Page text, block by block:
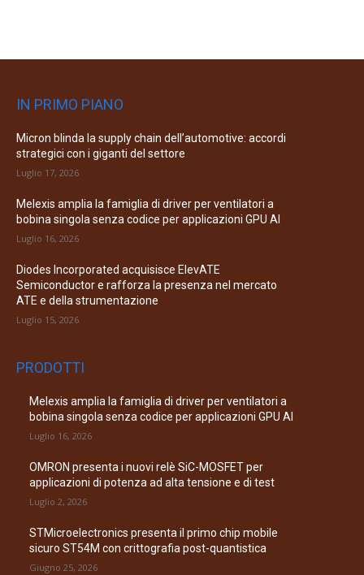
IN PRIMO PIANO
Micron blinda la supply chain dell’automotive: accordi
strategici con i giganti del settore
Luglio 17, 2026
Melexis amplia la famiglia di driver per ventilatori a
bobina singola senza codice per applicazioni GPU AI
Luglio 16, 2026
Diodes Incorporated acquisisce ElevATE
Semiconductor e rafforza la presenza nel mercato
ATE e della strumentazione
Luglio 15, 2026
PRODOTTI
Melexis amplia la famiglia di driver per ventilatori a
bobina singola senza codice per applicazioni GPU AI
Luglio 16, 2026
OMRON presenta i nuovi relè SiC-MOSFET per
applicazioni di potenza ad alta tensione e di test
Luglio 2, 2026
STMicroelectronics presenta il primo chip mobile
sicuro ST54M con crittografia post-quantistica
Giugno 25, 2026